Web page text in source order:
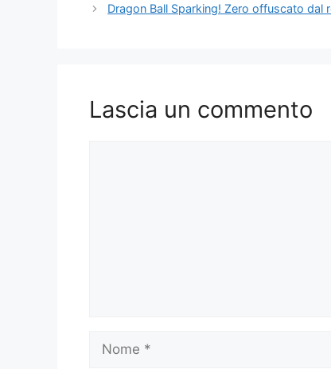
Dragon Ball Sparking! Zero offuscato dal
Lascia un commento
Nome